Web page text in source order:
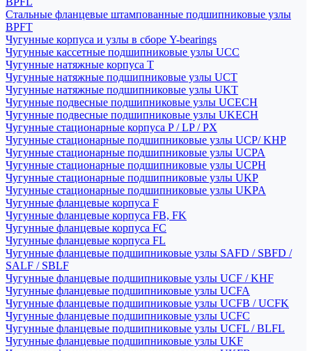
Стальные фланцевые штампованные подшипниковые узлы
BPFT
Чугунные корпуса и узлы в сборе Y-bearings
Чугунные кассетные подшипниковые узлы UCC
Чугунные натяжные корпуса T
Чугунные натяжные подшипниковые узлы UCT
Чугунные натяжные подшипниковые узлы UKT
Чугунные подвесные подшипниковые узлы UCECH
Чугунные подвесные подшипниковые узлы UKECH
Чугунные стационарные корпуса P / LP / PX
Чугунные стационарные подшипниковые узлы UCP/ KHP
Чугунные стационарные подшипниковые узлы UCPA
Чугунные стационарные подшипниковые узлы UCPH
Чугунные стационарные подшипниковые узлы UKP
Чугунные стационарные подшипниковые узлы UKPA
Чугунные фланцевые корпуса F
Чугунные фланцевые корпуса FB, FK
Чугунные фланцевые корпуса FC
Чугунные фланцевые корпуса FL
Чугунные фланцевые подшипниковые узлы SAFD / SBFD /
SALF / SBLF
Чугунные фланцевые подшипниковые узлы UCF / KHF
Чугунные фланцевые подшипниковые узлы UCFA
Чугунные фланцевые подшипниковые узлы UCFB / UCFK
Чугунные фланцевые подшипниковые узлы UCFC
Чугунные фланцевые подшипниковые узлы UCFL / BLFL
Чугунные фланцевые подшипниковые узлы UKF